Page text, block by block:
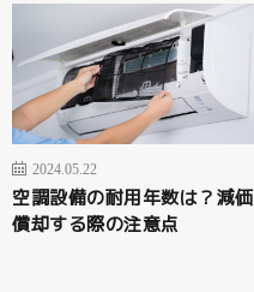
2024.05.22
空調設備の耐用年数は？減価
償却する際の注意点